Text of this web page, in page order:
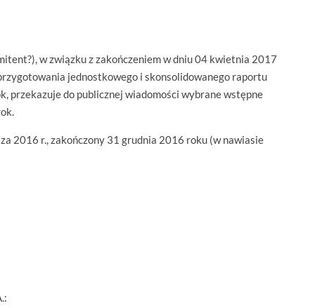
w związku z zakończeniem w dniu 04 kwietnia 2017
jednostkowego i skonsolidowanego raportu
przekazuje do publicznej wiadomości wybrane wstępne
2016 r., zakończony 31 grudnia 2016 roku (w nawiasie